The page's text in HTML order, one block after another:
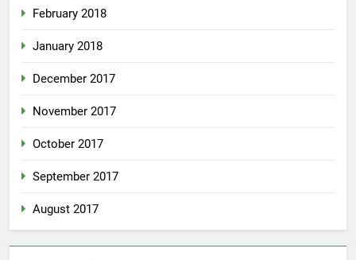
February 2018
January 2018
December 2017
November 2017
October 2017
September 2017
August 2017